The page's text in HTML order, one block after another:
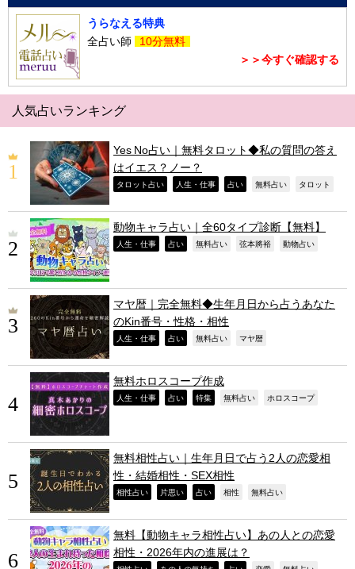
うらなえる特典
全占い師
10分無料
＞＞今すぐ確認する
人気占いランキング
Yes No占い｜無料タロット◆私の質問の答え
はイエス？ノー？
タロット占い 人生・仕事 占い 無料占い タロット
動物キャラ占い｜全60タイプ診断【無料】
人生・仕事 占い 無料占い 弦本將裕 動物占い
マヤ暦｜完全無料◆生年月日から占うあなた
のKin番号・性格・相性
人生・仕事 占い 無料占い マヤ暦
無料ホロスコープ作成
人生・仕事 占い 特集 無料占い ホロスコープ
無料相性占い｜生年月日で占う2人の恋愛相
性・結婚相性・SEX相性
相性占い 片思い 占い 相性 無料占い
無料【動物キャラ相性占い】あの人との恋愛
相性・2026年内の進展は？